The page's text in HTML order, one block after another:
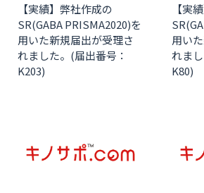
【実績】弊社作成の
SR(GABA PRISMA2020)を
用いた新規届出が受理さ
れました。(届出番号：
K203)
【実
用い
れま
K80)